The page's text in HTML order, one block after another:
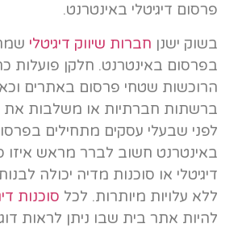
פרסום דיגיטלי באינטרנט.
בשוק ישנן חברות שיווק דיגיטלי
בפרסום באינטרנט. חלקן פועלות
הרוכשות שטחי פרסום באתרים
ברשתות חברתיות או משלבות את
לפני שבעלי עסקים מתחילים
באינטרנט חשוב לברר מראש איזו
דיגיטלי או סוכנות מדיה יכולה
ללא עלויות מיותרות. לכל סוכנות
להיות אתר בית שבו ניתן לראות